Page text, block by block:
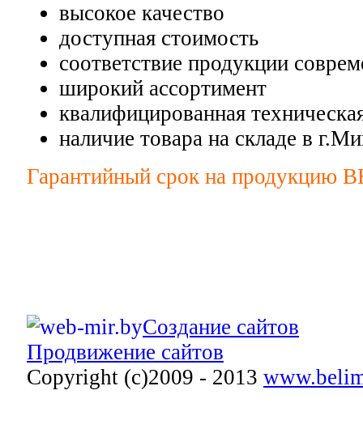
высокое качество
доступная стоимость
соответствие продукции
широкий ассортимент
квалифицированная
наличие товара на складе в
Гарантийный срок на продукцию
Создание сайтов
Продвижение сайтов
Copyright (c)2009 - 2013